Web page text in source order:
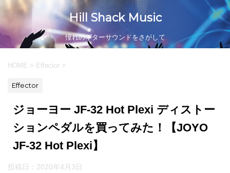
Hill Shack Music
憧れのギターサウンドをさがして
HOME > Effector >
Effector
ジョーヨー JF-32 Hot Plexi ディストー
ションペダルを買ってみた！【JOYO
JF-32 Hot Plexi】
投稿日： 2020年4月3日